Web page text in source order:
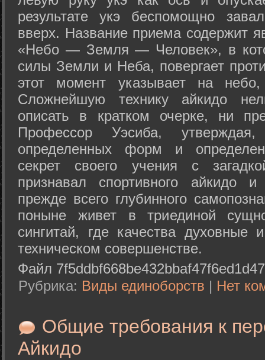
результате укэ беспомощно
вверх. Название приема содержит
«Небо — Земля — Человек», в
силы Земли и Неба, повергает
этот момент указывает на
Сложнейшую технику айкидо
описать в кратком очерке, ни
Профессор Уэсиба,
определенных форм и
секрет своего учения с
признавал спортивного айкидо
прежде всего глубинного
поныне живет в триединой
сингитай, где качества духовные
техническом совершенстве.
Файл
Рубрика: Виды единоборств | Нет
Общие требования к
Айкидо